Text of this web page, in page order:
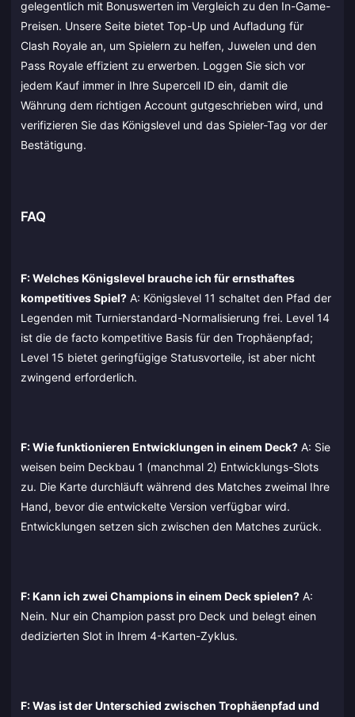
gelegentlich mit Bonuswerten im Vergleich zu den In-Game-
Preisen. Unsere Seite bietet Top-Up und Aufladung für
Clash Royale an, um Spielern zu helfen, Juwelen und den
Pass Royale effizient zu erwerben. Loggen Sie sich vor
jedem Kauf immer in Ihre Supercell ID ein, damit die
Währung dem richtigen Account gutgeschrieben wird, und
verifizieren Sie das Königslevel und das Spieler-Tag vor der
Bestätigung.
FAQ
F: Welches Königslevel brauche ich für ernsthaftes
kompetitives Spiel? A: Königslevel 11 schaltet den Pfad der
Legenden mit Turnierstandard-Normalisierung frei. Level 14
ist die de facto kompetitive Basis für den Trophäenpfad;
Level 15 bietet geringfügige Statusvorteile, ist aber nicht
zwingend erforderlich.
F: Wie funktionieren Entwicklungen in einem Deck? A: Sie
weisen beim Deckbau 1 (manchmal 2) Entwicklungs-Slots
zu. Die Karte durchläuft während des Matches zweimal Ihre
Hand, bevor die entwickelte Version verfügbar wird.
Entwicklungen setzen sich zwischen den Matches zurück.
F: Kann ich zwei Champions in einem Deck spielen? A:
Nein. Nur ein Champion passt pro Deck und belegt einen
dedizierten Slot in Ihrem 4-Karten-Zyklus.
F: Was ist der Unterschied zwischen Trophäenpfad und